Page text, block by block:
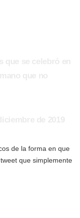
de la forma en que
que simplemente